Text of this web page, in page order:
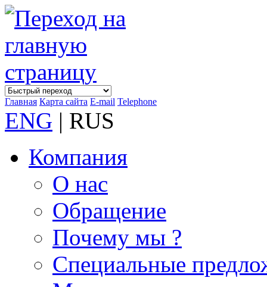
Главная Карта сайта E-mail Telephone
ENG | RUS
Компания
О нас
Обращение
Почему мы ?
Специальные